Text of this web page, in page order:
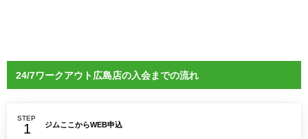
24/7ワークアウト広島店の入会までの流れ
STEP
ジムここからWEB申込